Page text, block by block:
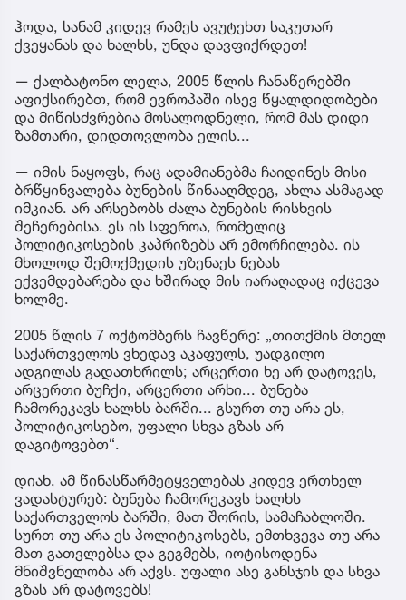
ჰოდა, სანამ კიდევ რამეს ავუტეხთ საკუთარ
ქვეყანას და ხალხს, უნდა დავფიქრდეთ!
— ქალბატონო ლელა, 2005 წლის ჩანაწერებში
აფიქსირებთ, რომ ევროპაში ისევ წყალდიდობები
და მიწისძვრებია მოსალოდნელი, რომ მას დიდი
ზამთარი, დიდთოვლობა ელის...
— იმის ნაყოფს, რაც ადამიანებმა ჩაიდინეს მისი
ბრწყინვალება ბუნების წინააღმდეგ, ახლა ასმაგად
იმკიან. არ არსებობს ძალა ბუნების რისხვის
შეჩერებისა. ეს ის სფეროა, რომელიც
პოლიტიკოსების კაპრიზებს არ ემორჩილება. ის
მხოლოდ შემოქმედის უზენაეს ნებას
ექვემდებარება და ხშირად მის იარაღადაც იქცევა
ხოლმე.
2005 წლის 7 ოქტომბერს ჩავწერე: „თითქმის მთელ
საქართველოს ვხედავ აკაფულს, უადგილო
ადგილას გადათხრილს; არცერთი ხე არ დატოვეს,
არცერთი ბუჩქი, არცერთი არხი... ბუნება
ჩამორეკავს ხალხს ბარში... გსურთ თუ არა ეს,
პოლიტიკოსებო, უფალი სხვა გზას არ
დაგიტოვებთ“.
დიახ, ამ წინასწარმეტყველებას კიდევ ერთხელ
ვადასტურებ: ბუნება ჩამორეკავს ხალხს
საქართველოს ბარში, მათ შორის, სამაჩაბლოში.
სურთ თუ არა ეს პოლიტიკოსებს, ემთხვევა თუ არა
მათ გათვლებსა და გეგმებს, იოტისოდენა
მნიშვნელობა არ აქვს. უფალი ასე განსჯის და სხვა
გზას არ დატოვებს!